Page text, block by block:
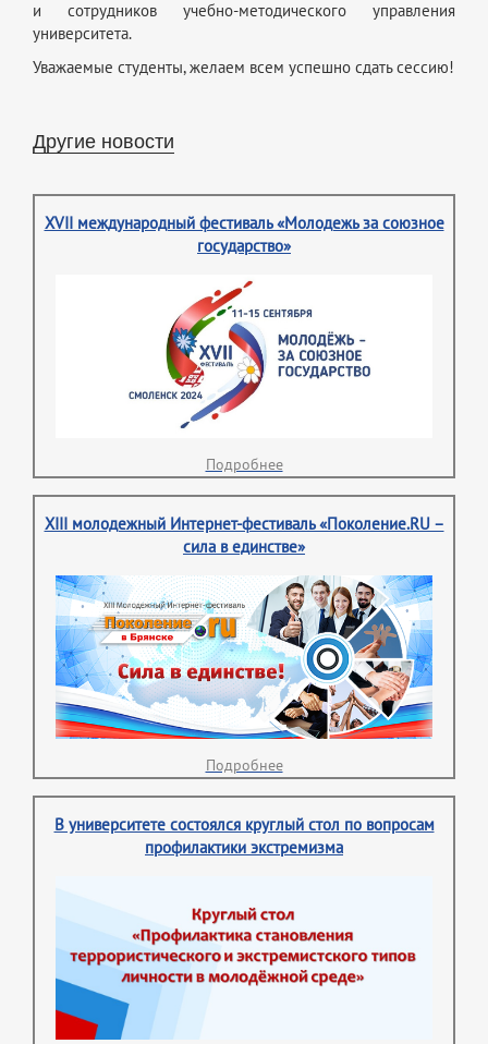
и сотрудников учебно-методического управления
университета.
Уважаемые студенты, желаем всем успешно сдать сессию!
Другие новости
XVII международный фестиваль «Молодежь за союзное
государство»
Подробнее
XIII молодежный Интернет-фестиваль «Поколение.RU –
сила в единстве»
Подробнее
В университете состоялся круглый стол по вопросам
профилактики экстремизма